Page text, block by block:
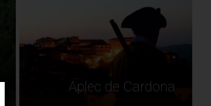
Aplec de Cardona